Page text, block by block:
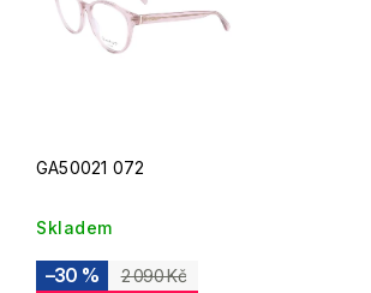
GA50021 072
Skladem
2 090 Kč
–30 %